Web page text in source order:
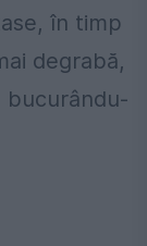
în timp
degrabă,
bucurându-